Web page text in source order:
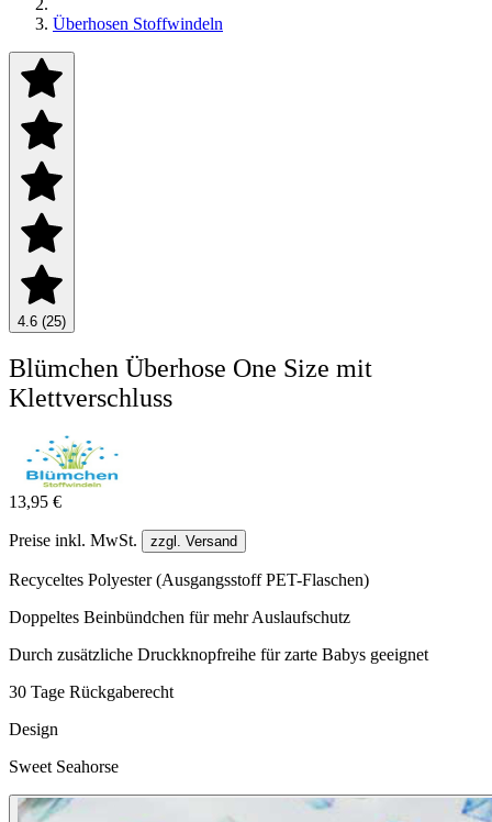
Überhosen Stoffwindeln
4.6 (25)
Blümchen Überhose One Size mit
Klettverschluss
13,95 €
Preise inkl. MwSt. zzgl. Versand
Recyceltes Polyester (Ausgangsstoff PET-Flaschen)
Doppeltes Beinbündchen für mehr Auslaufschutz
Durch zusätzliche Druckknopfreihe für zarte Babys geeignet
30 Tage Rückgaberecht
Design
Sweet Seahorse